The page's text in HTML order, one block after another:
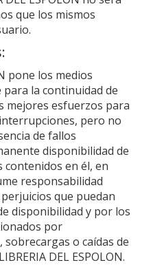
que los mismos
pone los medios
para la continuidad de
mejores esfuerzos para
pero no
de fallos
disponibilidad de
contenidos en él, en
responsabilidad
que puedan
disponibilidad y por los
por
sobrecargas o caídas de
LIBRERIA DEL ESPOLON.